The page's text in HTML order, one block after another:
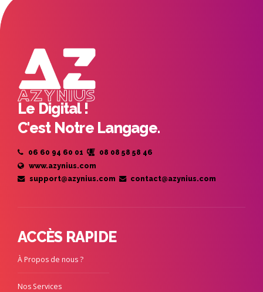
Le Digital !
C'est Notre Langage.
06 60 94 60 01
08 08 58 58 46
www.azynius.com
support@azynius.com
contact@azynius.com
ACCÈS RAPIDE
À Propos de nous ?
Nos Services